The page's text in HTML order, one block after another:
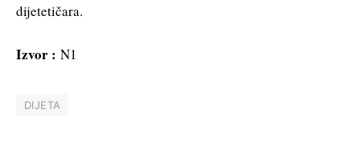
dijetetičara.
Izvor : N1
DIJETA